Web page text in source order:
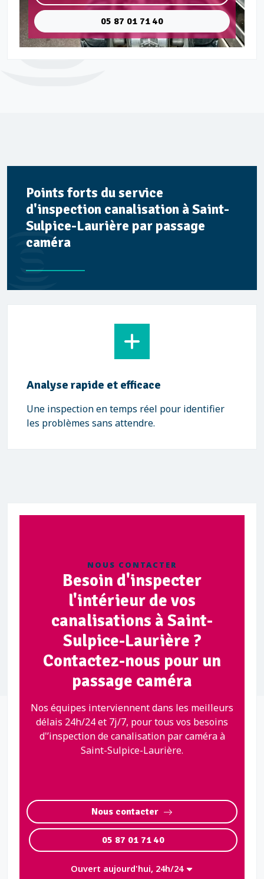
05 87 01 71 40
Points forts du service
d'inspection canalisation à Saint-
Sulpice-Laurière par passage
caméra
Analyse rapide et efficace
Une inspection en temps réel pour identifier
les problèmes sans attendre.
NOUS CONTACTER
Besoin d'inspecter
l'intérieur de vos
canalisations à Saint-
Sulpice-Laurière ?
Contactez-nous pour un
passage caméra
Nos équipes interviennent dans les meilleurs
délais 24h/24 et 7j/7, pour tous vos besoins
d'’inspection de canalisation par caméra à
Saint-Sulpice-Laurière.
Nous contacter
05 87 01 71 40
Ouvert aujourd'hui, 24h/24